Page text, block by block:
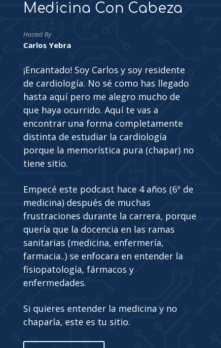
Medicina Con Cabeza
Hosted By
Carlos Yebra
¡Encantado! Soy Carlos y soy residente
de cardiología. No sé como has llegado
hasta aquí pero me alegro mucho de
que haya ocurrido. Aquí te vas a
encontrar una forma completamente
distinta de estudiar la cardiología
porque la memorística pura (chapar) no
tiene sitio.
Empecé este podcast hace 4 años (6º de
medicina) después de muchas
frustraciones durante la carrera, porque
quería que la docencia en las ramas
sanitarias (medicina, enfermería,
farmacia..) se enfocara en entender la
fisiopatología, fármacos y
enfermedades.
Si quieres entender la medicina y no
chaparla, este es tu sitio.